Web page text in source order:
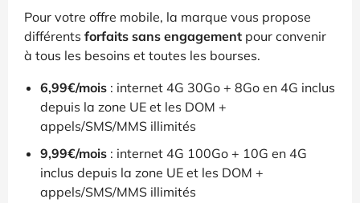
Pour votre offre mobile, la marque vous propose
différents forfaits sans engagement pour convenir
à tous les besoins et toutes les bourses.
6,99€/mois : internet 4G 30Go + 8Go en 4G inclus
depuis la zone UE et les DOM +
appels/SMS/MMS illimités
9,99€/mois : internet 4G 100Go + 10G en 4G
inclus depuis la zone UE et les DOM +
appels/SMS/MMS illimités